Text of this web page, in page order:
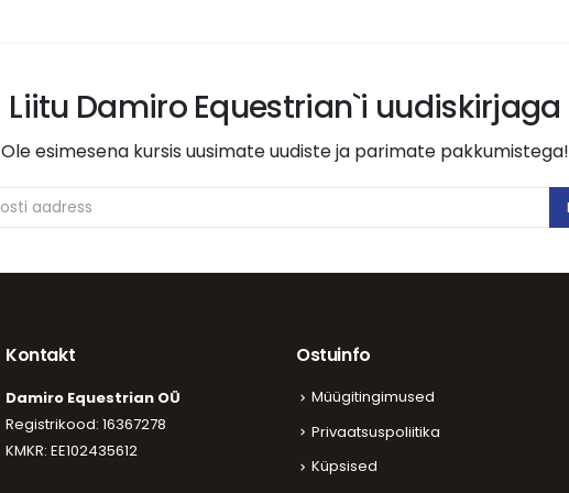
Liitu Damiro Equestrian`i uudiskirjaga
Ole esimesena kursis uusimate uudiste ja parimate pakkumistega!
Kontakt
Damiro Equestrian OÜ
Registrikood: 16367278
KMKR: EE102435612
Ostuinfo
Müügitingimused
Privaatsuspoliitika
Küpsised